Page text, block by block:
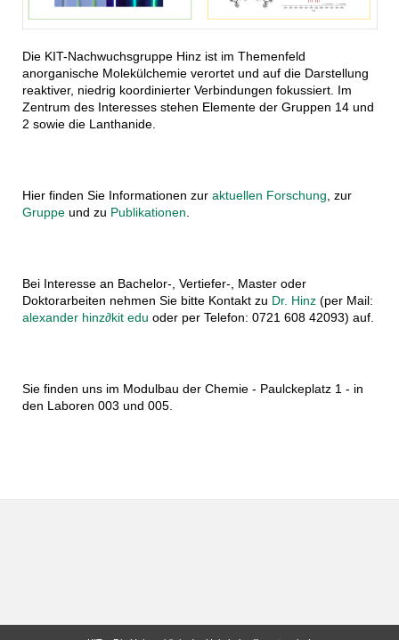
Die KIT-Nachwuchsgruppe Hinz ist im Themenfeld
anorganische Molekülchemie verortet und auf die Darstellung
reaktiver, niedrig koordinierter Verbindungen fokussiert. Im
Zentrum des Interesses stehen Elemente der Gruppen 14 und
2 sowie die Lanthanide.
Hier finden Sie Informationen zur aktuellen Forschung , zur
Gruppeund zu Publikationen
Bei Interesse an Bachelor-, Vertiefer-, Master oder
Doktorarbeiten nehmen Sie bitte Kontakt zu Dr. Hinz(per Mail:
alexander hinz∂kit edu oder per Telefon: 0721 608 42093) auf.
Sie finden uns im Modulbau der Chemie - Paulckeplatz 1 - in
den Laboren 003 und 005.